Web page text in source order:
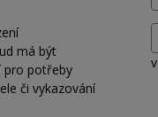
má být
pro potřeby
či vykazování